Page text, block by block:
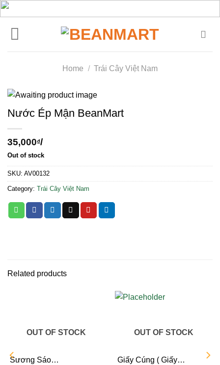
Skip
to
content
Home / Trái Cây Việt Nam
Nước Ép Mận BeanMart
35,000₫/
Out of stock
SKU: AV00132
Category: Trái Cây Việt Nam
Related products
OUT OF STOCK
Sương Sáo
OUT OF STOCK
Giấy Cúng ( Giấy